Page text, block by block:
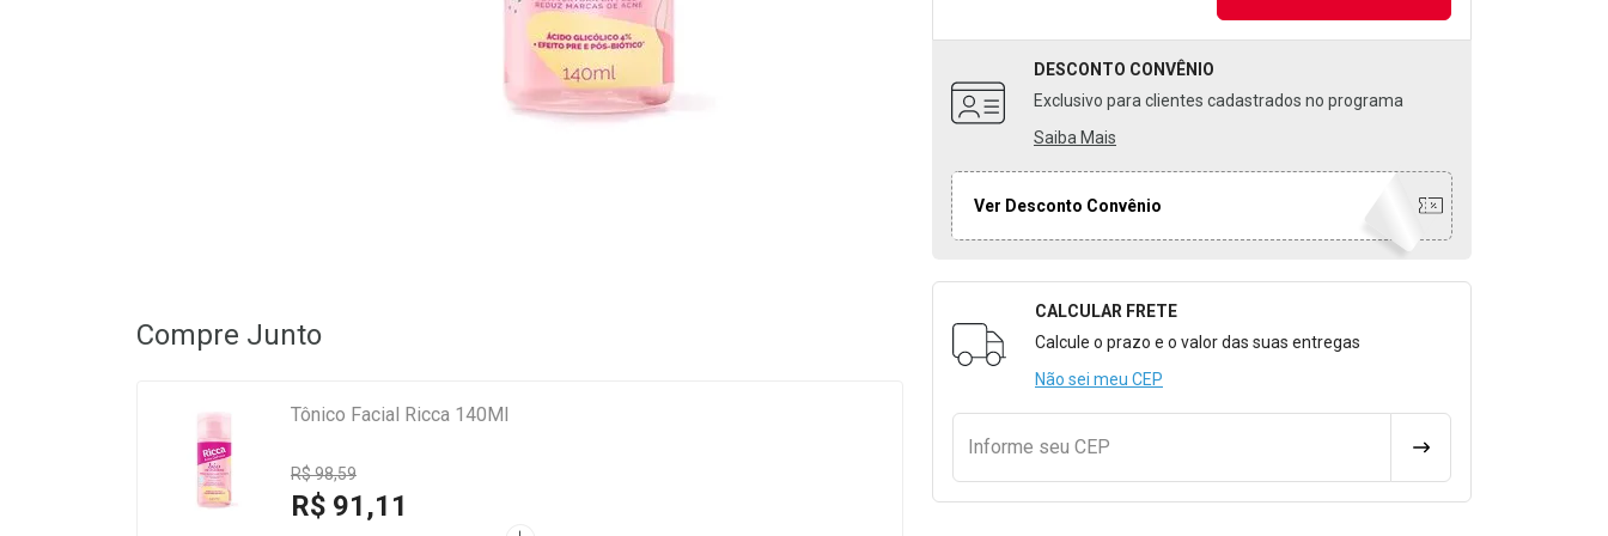
DESCONTO CONVÊNIO
Exclusivo para clientes cadastrados no programa
Saiba Mais
Ver Desconto Convênio
Formulário para Calcular o Frete
CALCULAR FRETE
Calcule o prazo e o valor das suas entregas
Não sei meu CEP
Informe seu CEP CALCULAR FRETE
Compre Junto
Tônico Facial Ricca 140Ml
R$ 98,59
R$ 91,11